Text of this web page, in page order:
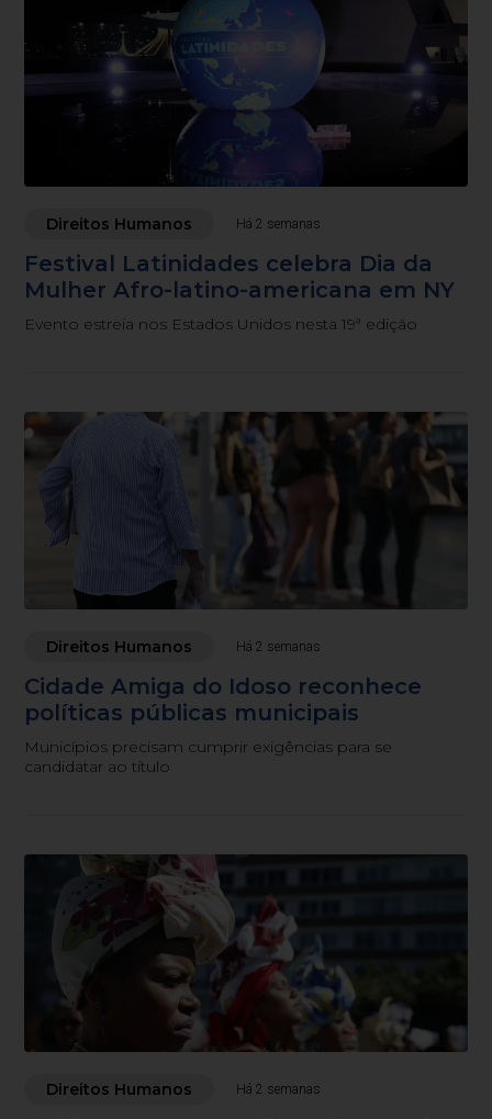
Direitos Humanos Há 2 semanas
Festival Latinidades celebra Dia da
Mulher Afro-latino-americana em NY
Evento estreia nos Estados Unidos nesta 19ª edição
Direitos Humanos Há 2 semanas
Cidade Amiga do Idoso reconhece
políticas públicas municipais
Municípios precisam cumprir exigências para se
candidatar ao título
Direitos Humanos Há 2 semanas